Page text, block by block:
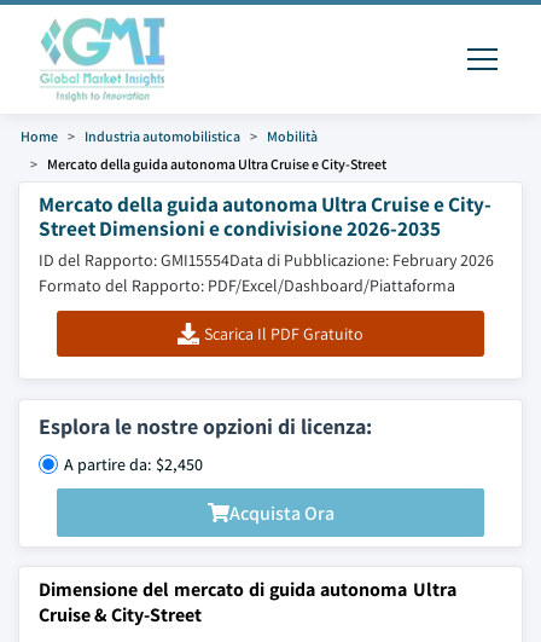
Home Industria automobilistica
Mobilità
Mercato della guida autonoma Ultra Cruise e City-Street
Mercato della guida autonoma Ultra Cruise e City-
Street Dimensioni e condivisione 2026-2035
ID del Rapporto: GMI15554Data di Pubblicazione: February 2026
Formato del Rapporto: PDF/Excel/Dashboard/Piattaforma
Scarica Il PDF Gratuito
Esplora le nostre opzioni di licenza:
A partire da: $2,450
Acquista Ora
Dimensione del mercato di guida autonoma Ultra
Cruise & City-Street